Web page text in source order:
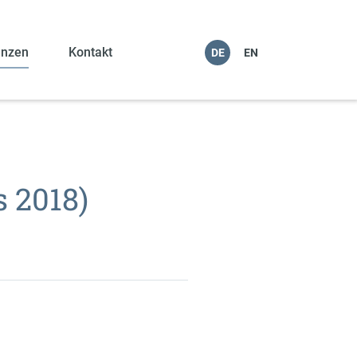
Kontakt DE EN